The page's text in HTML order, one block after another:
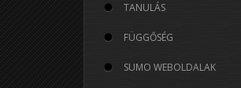
TANULÁS
FÜGGŐSÉG
SUMO WEBOLDALAK